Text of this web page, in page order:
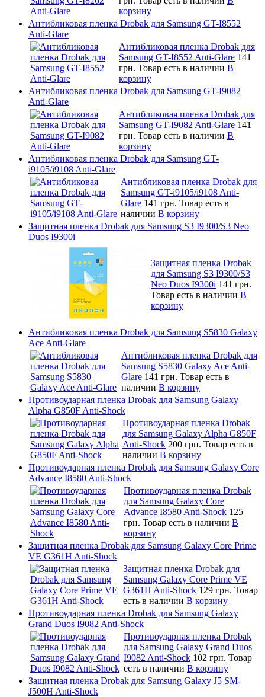
корзину
Антибликовая пленка Drobak для Samsung GT-I8552
Anti-Glare
Антибликовая пленка Drobak для
Samsung GT-I8552 Anti-Glare 141
грн. Товар есть в наличии В
корзину
Антибликовая пленка Drobak для Samsung GT-I9082
Anti-Glare
Антибликовая пленка Drobak для
Samsung GT-I9082 Anti-Glare 141
грн. Товар есть в наличии В
корзину
Антибликовая пленка Drobak для Samsung GT-
i9105/i9108 Anti-Glare
Антибликовая пленка Drobak для
Samsung GT-i9105/i9108 Anti-
Glare 141 грн. Товар есть в
наличии В корзину
Защитная пленка Drobak для Samsung S3 I9300/S3 Neo
Duos I9300i
Защитная пленка Drobak
для Samsung S3 I9300/S3
Neo Duos I9300i 141 грн.
Товар есть в наличии В
корзину
Антибликовая пленка Drobak для Samsung S5830 Galaxy
Ace Anti-Glare
Антибликовая пленка Drobak для
Samsung S5830 Galaxy Ace Anti-
Glare 141 грн. Товар есть в
наличии В корзину
Противоударная пленка Drobak для Samsung Galaxy
Alpha G850F Anti-Shock
Противоударная пленка Drobak
для Samsung Galaxy Alpha G850F
Anti-Shock 200 грн. Товар есть в
наличии В корзину
Противоударная пленка Drobak для Samsung Galaxy Core
Advance I8580 Anti-Shock
Противоударная пленка Drobak
для Samsung Galaxy Core
Advance I8580 Anti-Shock 125
грн. Товар есть в наличии В
корзину
Защитная пленка Drobak для Samsung Galaxy Core Prime
VE G361H Anti-Shock
Защитная пленка Drobak для
Samsung Galaxy Core Prime VE
G361H Anti-Shock 129 грн. Товар
есть в наличии В корзину
Противоударная пленка Drobak для Samsung Galaxy
Grand Duos I9082 Anti-Shock
Противоударная пленка Drobak
для Samsung Galaxy Grand Duos
I9082 Anti-Shock 102 грн. Товар
есть в наличии В корзину
Защитная пленка Drobak для Samsung Galaxy J5 SM-
J500H Anti-Shock